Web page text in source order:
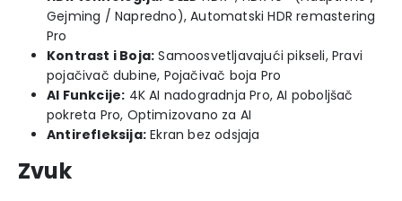
Gejming / Napredno), Automatski HDR remastering
Pro
Kontrast i Boja: Samoosvetljavajući pikseli, Pravi
pojačivač dubine, Pojačivač boja Pro
AI Funkcije: 4K AI nadogradnja Pro, AI poboljšač
pokreta Pro, Optimizovano za AI
Antirefleksija: Ekran bez odsjaja
Zvuk